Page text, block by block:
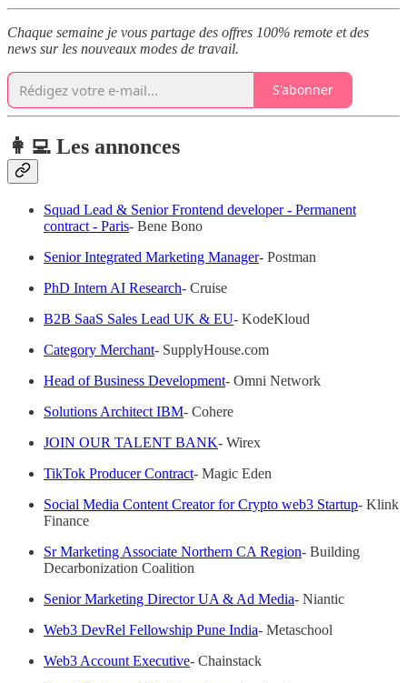
Chaque semaine je vous partage des offres 100% remote et des
news sur les nouveaux modes de travail.
S'abonner
👩‍💻 Les annonces
Squad Lead & Senior Frontend developer - Permanent
contract - Paris- Bene Bono
Senior Integrated Marketing Manager- Postman
PhD Intern AI Research- Cruise
B2B SaaS Sales Lead UK & EU- KodeKloud
Category Merchant- SupplyHouse.com
Head of Business Development- Omni Network
Solutions Architect IBM- Cohere
JOIN OUR TALENT BANK- Wirex
TikTok Producer Contract- Magic Eden
Social Media Content Creator for Crypto web3 Startup- Klink
Finance
Sr Marketing Associate Northern CA Region- Building
Decarbonization Coalition
Senior Marketing Director UA & Ad Media- Niantic
Web3 DevRel Fellowship Pune India- Metaschool
Web3 Account Executive- Chainstack